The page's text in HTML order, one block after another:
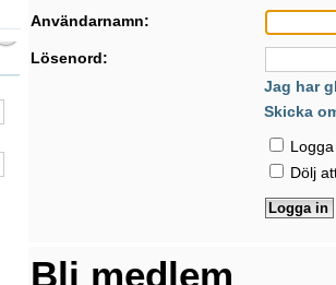
Användarnamn:
Lösenord:
Jag har
Skicka
Dölj
Bli medlem